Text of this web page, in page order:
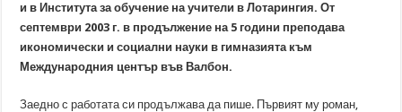
и в Института за обучение на учители в Лотарингия. От
септември 2003 г. в продължение на 5 години преподава
икономически и социални науки в гимназията към
Международния център във Валбон.
Заедно с работата си продължава да пише. Първият му роман,